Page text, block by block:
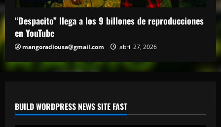
“Despacito” llega a los 9 billones de reproducciones
en YouTube
mangoradiousa@gmail.com abril 27, 2026
BUILD WORDPRESS NEWS SITE FAST